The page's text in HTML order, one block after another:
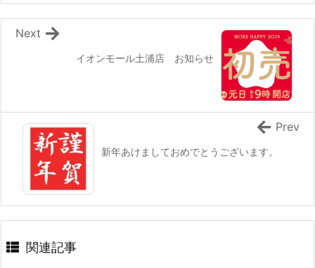
イオンモール土浦店 お知らせ
Next
新年あけましておめでとうございます。
Prev
関連記事